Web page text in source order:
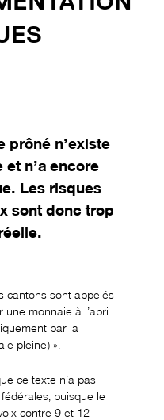
prôné n’existe
et n’a encore
Les risques
sont donc trop
cantons sont appelés
une monnaie à l’abri
par la
pleine) ».
ce texte n’a pas
puisque le
contre 9 et 12